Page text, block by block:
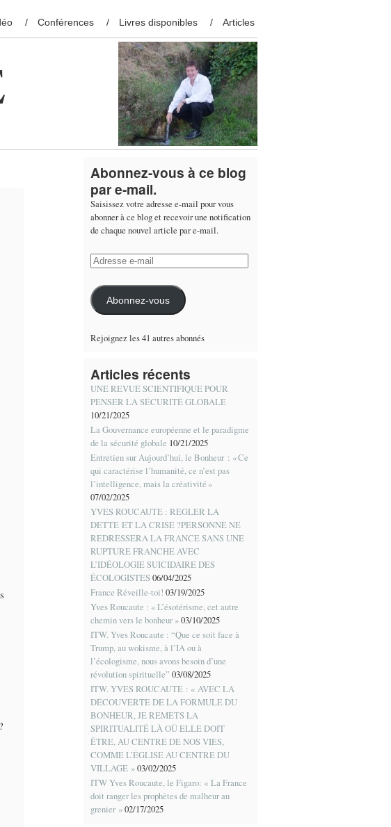
Conférences Livres disponibles Articles
Abonnez-vous à ce blog
par e-mail.
Saisissez votre adresse e-mail pour vous
abonner à ce blog et recevoir une notification
de chaque nouvel article par e-mail.
Adresse
e-
mail
Abonnez-vous
Rejoignez les 41 autres abonnés
Articles récents
UNE REVUE SCIENTIFIQUE POUR
PENSER LA SÉCURITÉ GLOBALE
10/21/2025
La Gouvernance européenne et le paradigme
de la sécurité globale 10/21/2025
Entretien sur Aujourd’hui, le Bonheur : « Ce
qui caractérise l’humanité, ce n’est pas
l’intelligence, mais la créativité »
07/02/2025
YVES ROUCAUTE : REGLER LA
DETTE ET LA CRISE ?PERSONNE NE
REDRESSERA LA FRANCE SANS UNE
RUPTURE FRANCHE AVEC
L’IDÉOLOGIE SUICIDAIRE DES
ÉCOLOGISTES06/04/2025
France Réveille-toi! 03/19/2025
Yves Roucaute : « L’ésotérisme, cet autre
chemin vers le bonheur »03/10/2025
ITW. Yves Roucaute : “Que ce soit face à
Trump, au wokisme, à l’IA ou à
l’écologisme, nous avons besoin d’une
révolution spirituelle” 03/08/2025
ITW. YVES ROUCAUTE : « AVEC LA
DÉCOUVERTE DE LA FORMULE DU
BONHEUR, JE REMETS LA
SPIRITUALITÉ LÀ OÙ ELLE DOIT
ÊTRE, AU CENTRE DE NOS VIES,
COMME L’ÉGLISE AU CENTRE DU
VILLAGE »03/02/2025
ITW Yves Roucaute, le Figaro: « La France
doit ranger les prophètes de malheur au
grenier »02/17/2025